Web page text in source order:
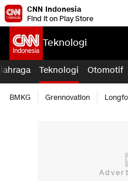
CNN Indonesia
Find it on Play Store
Teknologi
Teknologi Otomotif
BMKG Grennovation